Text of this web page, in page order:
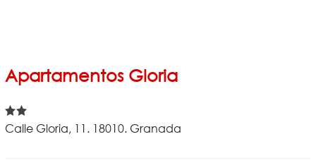
Apartamentos Gloria
Calle Gloria, 11. 18010. Granada